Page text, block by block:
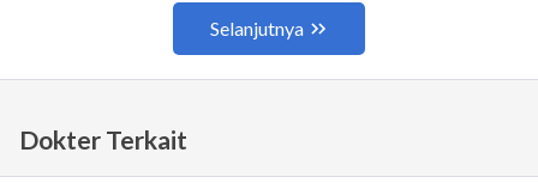
Dokter Terkait